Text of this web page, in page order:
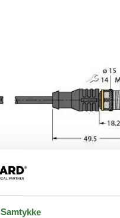
Samtykke